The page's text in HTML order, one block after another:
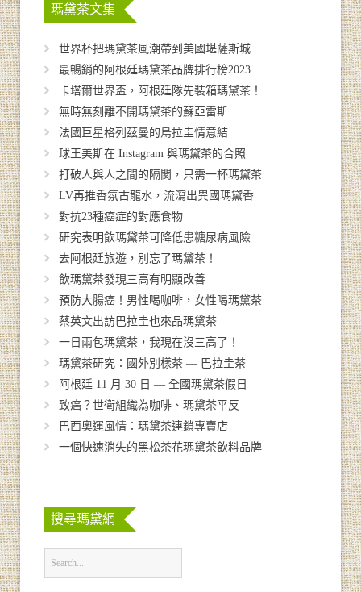
瑪黛茶文集
世界杯把瑪黛茶風潮帶到美國堪薩斯城
最暢銷的阿根廷瑪黛茶品牌排行榜2023
卡塔爾世界盃，阿根廷隊先裝箱瑪黛茶！
無時無刻離不開瑪黛茶的蘇亞雷斯
法國巨星格列茲曼的烏拉圭情意結
球王美斯在 Instagram 與瑪黛茶的合照
打破人與人之間的隔閡，只需一杯瑪黛茶
LV再推香氛古龍水，流瀉出異國瑪黛香
對抗23種癌症的對應食物
研究表明飲瑪黛茶可降低患糖尿病風險
去阿根廷旅遊，別忘了瑪黛茶！
飲瑪黛茶發現三高有明顯改善
預防大腸癌！男性喝咖啡，女性喝瑪黛茶
蔡英文出訪巴拉圭也來品瑪黛茶
一日兩包瑪黛茶，我現在沒三高了！
瑪黛茶研究：國外別樣茶 — 巴拉圭茶
阿根廷 11 月 30 日 — 全國瑪黛茶假日
致癌？世衛組織為咖啡、瑪黛茶平反
巴西奧運風情：瑪黛茶連鎖專賣店
一個快速消失的黑松茶花瑪黛茶飲料品牌
搜尋瑪黛網